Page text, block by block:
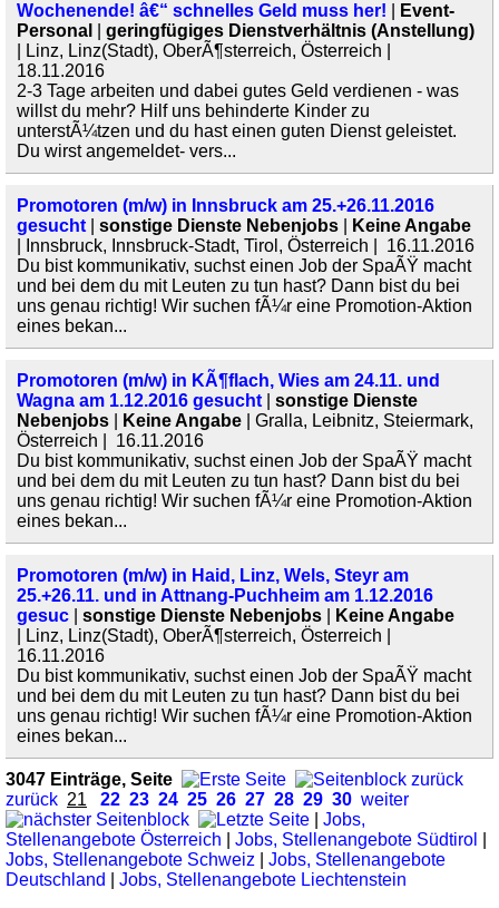
Wochenende! â€“ schnelles Geld muss her!
Event-
Personal
geringfügiges Dienstverhältnis (Anstellung)
| Linz, Linz(Stadt), OberÃ¶sterreich, Österreich |
18.11.2016
2-3 Tage arbeiten und dabei gutes Geld verdienen - was
willst du mehr? Hilf uns behinderte Kinder zu
unterstÃ¼tzen und du hast einen guten Dienst geleistet.
Du wirst angemeldet- vers...
Promotoren (m/w) in Innsbruck am 25.+26.11.2016
gesucht
sonstige Dienste Nebenjobs
Keine Angabe
| Innsbruck, Innsbruck-Stadt, Tirol, Österreich | 16.11.2016
Du bist kommunikativ, suchst einen Job der SpaÃŸ macht
und bei dem du mit Leuten zu tun hast? Dann bist du bei
uns genau richtig! Wir suchen fÃ¼r eine Promotion-Aktion
eines bekan...
Promotoren (m/w) in KÃ¶flach, Wies am 24.11. und
Wagna am 1.12.2016 gesucht
sonstige Dienste
Nebenjobs
Keine Angabe | Gralla, Leibnitz, Steiermark,
Österreich | 16.11.2016
Du bist kommunikativ, suchst einen Job der SpaÃŸ macht
und bei dem du mit Leuten zu tun hast? Dann bist du bei
uns genau richtig! Wir suchen fÃ¼r eine Promotion-Aktion
eines bekan...
Promotoren (m/w) in Haid, Linz, Wels, Steyr am
25.+26.11. und in Attnang-Puchheim am 1.12.2016
gesuc
sonstige Dienste Nebenjobs
Keine Angabe
| Linz, Linz(Stadt), OberÃ¶sterreich, Österreich |
16.11.2016
Du bist kommunikativ, suchst einen Job der SpaÃŸ macht
und bei dem du mit Leuten zu tun hast? Dann bist du bei
uns genau richtig! Wir suchen fÃ¼r eine Promotion-Aktion
eines bekan...
3047 Einträge, Seite
zurück 21 22 23 24 25 26 27 28 29 30 weiter
Jobs,
Stellenangebote Österreich
Jobs, Stellenangebote Südtirol
Jobs, Stellenangebote Schweiz
Jobs, Stellenangebote
Deutschland
Jobs, Stellenangebote Liechtenstein